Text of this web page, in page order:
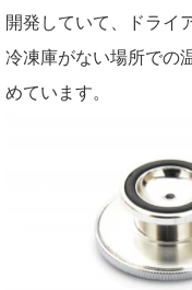
開発していて、ドライ
冷凍庫がない場所での
めています。